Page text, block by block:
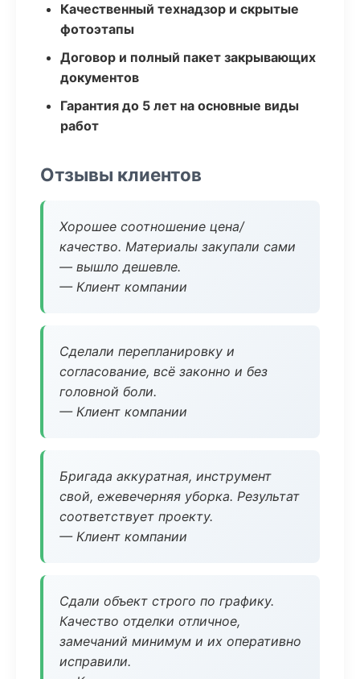
Качественный технадзор и скрытые
фотоэтапы
Договор и полный пакет закрывающих
документов
Гарантия до 5 лет на основные виды
работ
Отзывы клиентов
Хорошее соотношение цена/
качество. Материалы закупали сами
— вышло дешевле.
— Клиент компании
Сделали перепланировку и
согласование, всё законно и без
головной боли.
— Клиент компании
Бригада аккуратная, инструмент
свой, ежевечерняя уборка. Результат
соответствует проекту.
— Клиент компании
Сдали объект строго по графику.
Качество отделки отличное,
замечаний минимум и их оперативно
исправили.